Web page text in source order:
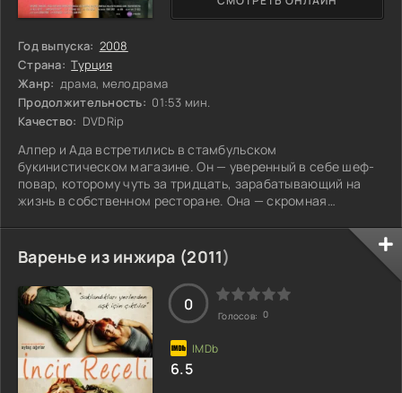
Год выпуска: 2008
Страна: Турция
Жанр: драма, мелодрама
Продолжительность: 01:53 мин.
Качество: DVDRip
Алпер и Ада встретились в стамбульском
букинистическом магазине. Он — уверенный в себе шеф-
повар, которому чуть за тридцать, зарабатывающий на
жизнь в собственном ресторане. Она — скромная
тридцатилетний рубеж. Их миры так далеки друг от друга,
что даже мысль о романтических отношениях между ними
кажется абсурдной. Алпер наслаждается свободой и
успешной карьерой, в то время как Ада погружена в
заботы о маленьких клиентах и мечтает о большем. Но что
Варенье из инжира (2011)
0
Голосов: 0
6.5